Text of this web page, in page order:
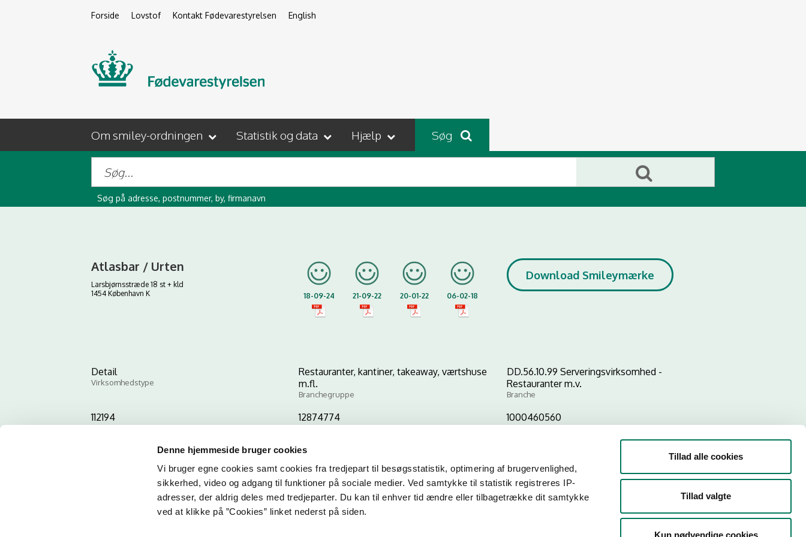
Denne hjemmeside bruger cookies
Vi bruger egne cookies samt cookies fra tredjepart til besøgsstatistik, optimering af brugervenlighed,
sikkerhed, video og adgang til funktioner på sociale medier. Ved samtykke til statistik registreres IP-
adresser, der aldrig deles med tredjeparter. Du kan til enhver tid ændre eller tilbagetrække dit samtykke
ved at klikke på ”Cookies” linket nederst på siden.
Tillad alle cookies
Tillad valgte
Kun nødvendige cookies
Forside Lovstof Kontakt Fødevarestyrelsen English
Om smiley-ordningen Statistik og data Hjælp Søg
Søg på adresse, postnummer, by, firmanavn
Atlasbar / Urten
Larsbjørnsstræde 18 st + kld
1454 København K
18-09-24 21-09-22 20-01-22 06-02-18
Download Smileymærke
Detail
Virksomhedstype
Restauranter, kantiner, takeaway, værtshuse
m.fl.
Branchegruppe
DD.56.10.99 Serveringsvirksomhed -
Restauranter m.v.
Branche
112194
ID-nummer
12874774
CVR-nr
1000460560
P-nr
Kopier link til at indsætte på virksomhedens hjemmeside